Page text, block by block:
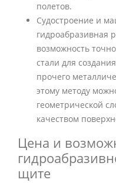
полетов.
Судостроение и
гидроабразивная
возможность
стали для
прочего
этому методу
геометрической
качеством
Цена и
щите